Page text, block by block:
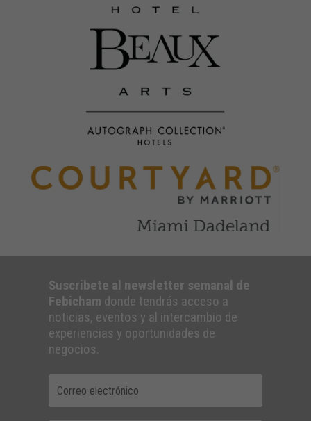
Suscribete al newsletter semanal de
Febicham donde tendrás acceso a
noticias, eventos y al intercambio de
experiencias y oportunidades de
negocios.